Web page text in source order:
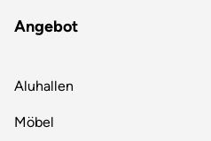
Angebot
Aluhallen
Möbel